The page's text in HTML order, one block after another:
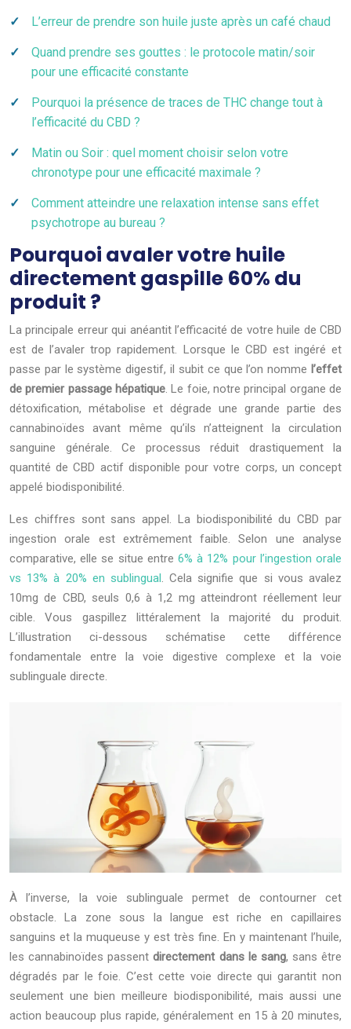
L’erreur de prendre son huile juste après un café chaud
Quand prendre ses gouttes : le protocole matin/soir
pour une efficacité constante
Pourquoi la présence de traces de THC change tout à
l’efficacité du CBD ?
Matin ou Soir : quel moment choisir selon votre
chronotype pour une efficacité maximale ?
Comment atteindre une relaxation intense sans effet
psychotrope au bureau ?
Pourquoi avaler votre huile
directement gaspille 60% du
produit ?
La principale erreur qui anéantit l’efficacité de votre huile de CBD
est de l’avaler trop rapidement. Lorsque le CBD est ingéré et
passe par le système digestif, il subit ce que l’on nomme l’effet
de premier passage hépatique. Le foie, notre principal organe de
détoxification, métabolise et dégrade une grande partie des
cannabinoïdes avant même qu’ils n’atteignent la circulation
sanguine générale. Ce processus réduit drastiquement la
quantité de CBD actif disponible pour votre corps, un concept
appelé biodisponibilité.
Les chiffres sont sans appel. La biodisponibilité du CBD par
ingestion orale est extrêmement faible. Selon une analyse
comparative, elle se situe entre 6% à 12% pour l’ingestion orale
vs 13% à 20% en sublingual. Cela signifie que si vous avalez
10mg de CBD, seuls 0,6 à 1,2 mg atteindront réellement leur
cible. Vous gaspillez littéralement la majorité du produit.
L’illustration ci-dessous schématise cette différence
fondamentale entre la voie digestive complexe et la voie
sublinguale directe.
À l’inverse, la voie sublinguale permet de contourner cet
obstacle. La zone sous la langue est riche en capillaires
sanguins et la muqueuse y est très fine. En y maintenant l’huile,
les cannabinoïdes passentdirectement dans le sang, sans être
dégradés par le foie. C’est cette voie directe qui garantit non
seulement une bien meilleure biodisponibilité, mais aussi une
action beaucoup plus rapide, généralement en 15 à 20 minutes,